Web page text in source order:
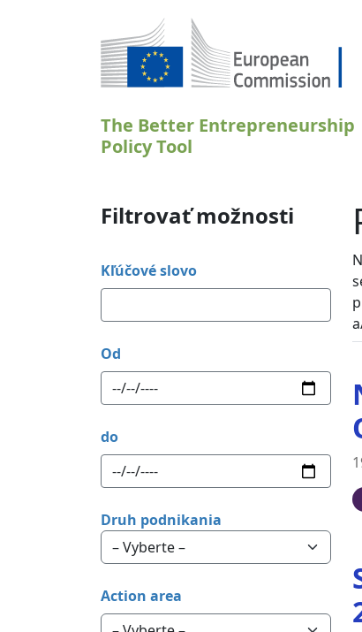
Skočiť na hlavný obsah
The Better Entrepreneurship
Policy Tool
Filtrovať možnosti
Kľúčové slovo
Od
do
Druh podnikania
Action area